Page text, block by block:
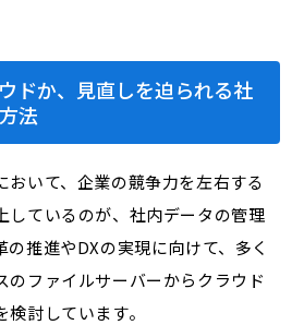
ドか、見直しを迫られる社
法
おいて、企業の競争力を左右する
しているのが、社内データの管理
推進やDXの実現に向けて、多く
のファイルサーバーからクラウド
討しています。